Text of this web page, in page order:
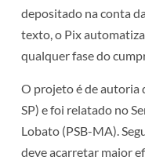
depositado na conta
texto, o Pix
qualquer fase do
O projeto é de autoria
SP) e foi relatado no
Lobato (PSB-MA).
deve acarretar maior